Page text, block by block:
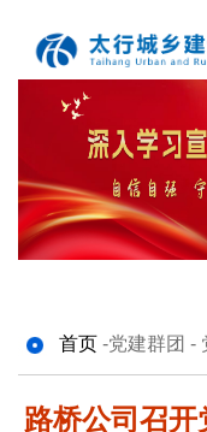
首页 -党建群团 -
路桥公司召